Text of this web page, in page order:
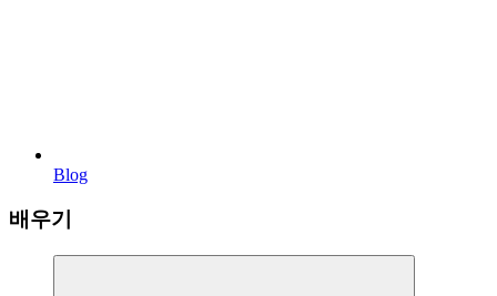
Blog
배우기